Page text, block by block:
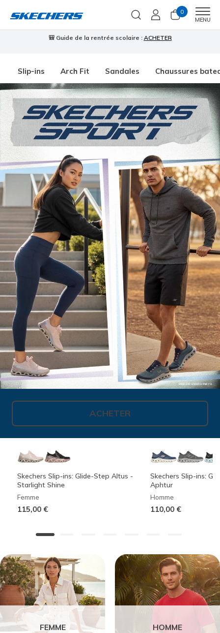
0
MENU
🎒 Guide de la rentrée scolaire : ACHETER
Slip-ins Arch Fit Sandales Chaussures
ACHETER
Skechers Slip-ins: Glide-Step Altus -
Starlight Shine
Femme
115,00 €
Skechers Slip-ins:
Aphtur
Homme
110,00 €
FEMME HOMME